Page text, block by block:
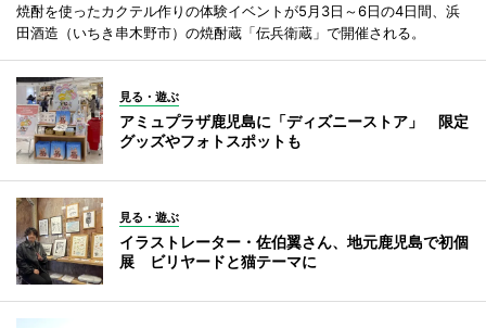
焼酎を使ったカクテル作りの体験イベントが5月3日～6日の4日間、浜
田酒造（いちき串木野市）の焼酎蔵「伝兵衛蔵」で開催される。
見る・遊ぶ
アミュプラザ鹿児島に「ディズニーストア」 限定
グッズやフォトスポットも
見る・遊ぶ
イラストレーター・佐伯翼さん、地元鹿児島で初個
展 ビリヤードと猫テーマに